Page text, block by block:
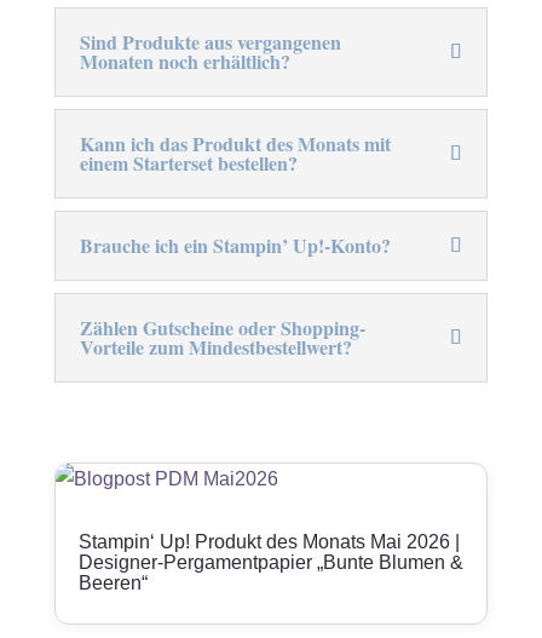
Sind Produkte aus vergangenen
Monaten noch erhältlich?
Kann ich das Produkt des Monats mit
einem Starterset bestellen?
Brauche ich ein Stampin’ Up!-Konto?
Zählen Gutscheine oder Shopping-
Vorteile zum Mindestbestellwert?
Stampin‘ Up! Produkt des Monats Mai 2026 |
Designer-Pergamentpapier „Bunte Blumen &
Beeren“